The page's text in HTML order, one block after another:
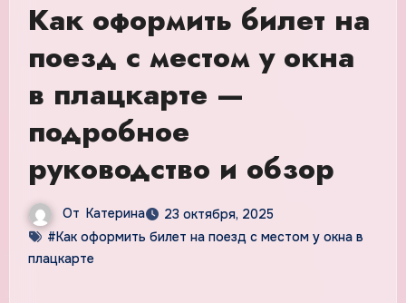
Как оформить билет на
поезд с местом у окна
в плацкарте —
подробное
руководство и обзор
От Катерина
23 октября, 2025
#Как оформить билет на поезд с местом у окна в
плацкарте